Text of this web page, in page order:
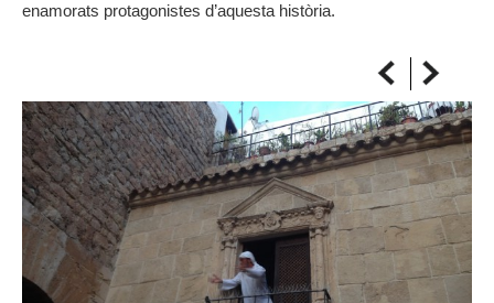
enamorats protagonistes d’aquesta història.